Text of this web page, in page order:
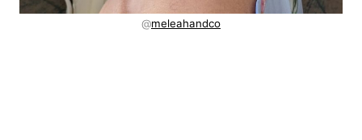
@meleahandco